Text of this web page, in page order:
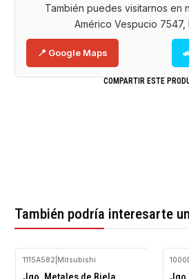
También puedes visitarnos en
Américo Vespucio 7547,
📍 Google Maps
COMPARTIR ESTE
También podría interesarte
-10%
1115A582 Mitsubishi
-